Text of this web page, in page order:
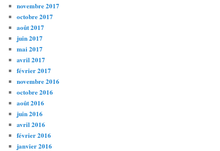
novembre 2017
octobre 2017
août 2017
juin 2017
mai 2017
avril 2017
février 2017
novembre 2016
octobre 2016
août 2016
juin 2016
avril 2016
février 2016
janvier 2016